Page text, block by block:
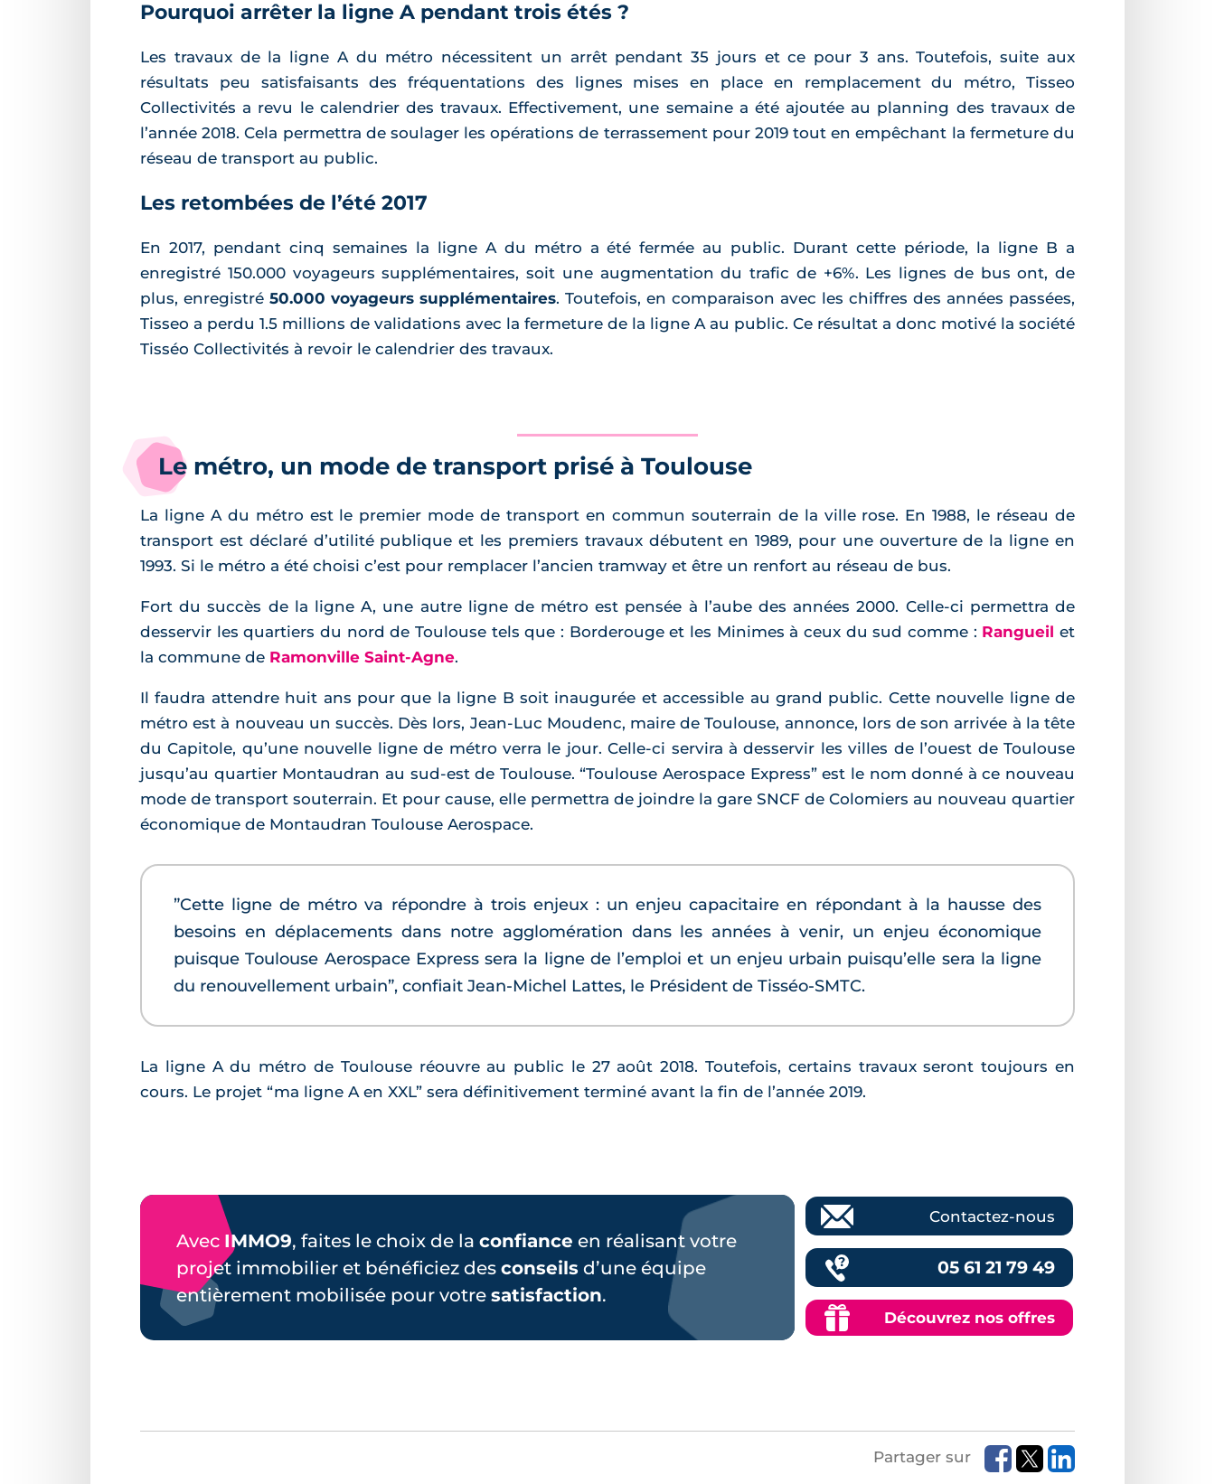
Pourquoi arrêter la ligne A pendant trois étés ?
Les travaux de la ligne A du métro nécessitent un arrêt pendant 35 jours et ce pour 3 ans. Toutefois, suite aux
résultats peu satisfaisants des fréquentations des lignes mises en place en remplacement du métro, Tisseo
Collectivités a revu le calendrier des travaux. Effectivement, une semaine a été ajoutée au planning des travaux de
l’année 2018. Cela permettra de soulager les opérations de terrassement pour 2019 tout en empêchant la fermeture du
réseau de transport au public.
Les retombées de l’été 2017
En 2017, pendant cinq semaines la ligne A du métro a été fermée au public. Durant cette période, la ligne B a
enregistré 150.000 voyageurs supplémentaires, soit une augmentation du trafic de +6%. Les lignes de bus ont, de
plus, enregistré 50.000 voyageurs supplémentaires. Toutefois, en comparaison avec les chiffres des années passées,
Tisseo a perdu 1.5 millions de validations avec la fermeture de la ligne A au public. Ce résultat a donc motivé la société
Tisséo Collectivités à revoir le calendrier des travaux.
Le métro, un mode de transport prisé à Toulouse
La ligne A du métro est le premier mode de transport en commun souterrain de la ville rose. En 1988, le réseau de
transport est déclaré d’utilité publique et les premiers travaux débutent en 1989, pour une ouverture de la ligne en
1993. Si le métro a été choisi c’est pour remplacer l’ancien tramway et être un renfort au réseau de bus.
Fort du succès de la ligne A, une autre ligne de métro est pensée à l’aube des années 2000. Celle-ci permettra de
desservir les quartiers du nord de Toulouse tels que : Borderouge et les Minimes à ceux du sud comme : Rangueil et
la commune de Ramonville Saint-Agne.
Il faudra attendre huit ans pour que la ligne B soit inaugurée et accessible au grand public. Cette nouvelle ligne de
métro est à nouveau un succès. Dès lors, Jean-Luc Moudenc, maire de Toulouse, annonce, lors de son arrivée à la tête
du Capitole, qu’une nouvelle ligne de métro verra le jour. Celle-ci servira à desservir les villes de l’ouest de Toulouse
jusqu’au quartier Montaudran au sud-est de Toulouse. “Toulouse Aerospace Express” est le nom donné à ce nouveau
mode de transport souterrain. Et pour cause, elle permettra de joindre la gare SNCF de Colomiers au nouveau quartier
économique de Montaudran Toulouse Aerospace.
”Cette ligne de métro va répondre à trois enjeux : un enjeu capacitaire en répondant à la hausse des
besoins en déplacements dans notre agglomération dans les années à venir, un enjeu économique
puisque Toulouse Aerospace Express sera la ligne de l’emploi et un enjeu urbain puisqu’elle sera la ligne
du renouvellement urbain”, confiait Jean-Michel Lattes, le Président de Tisséo-SMTC.
La ligne A du métro de Toulouse réouvre au public le 27 août 2018. Toutefois, certains travaux seront toujours en
cours. Le projet “ma ligne A en XXL” sera définitivement terminé avant la fin de l’année 2019.
Avec IMMO9, faites le choix de la confiance en réalisant votre
projet immobilier et bénéficiez des conseils d’une équipe
entièrement mobilisée pour votre satisfaction.
Contactez-nous
05 61 21 79 49
Découvrez nos offres
Partager sur